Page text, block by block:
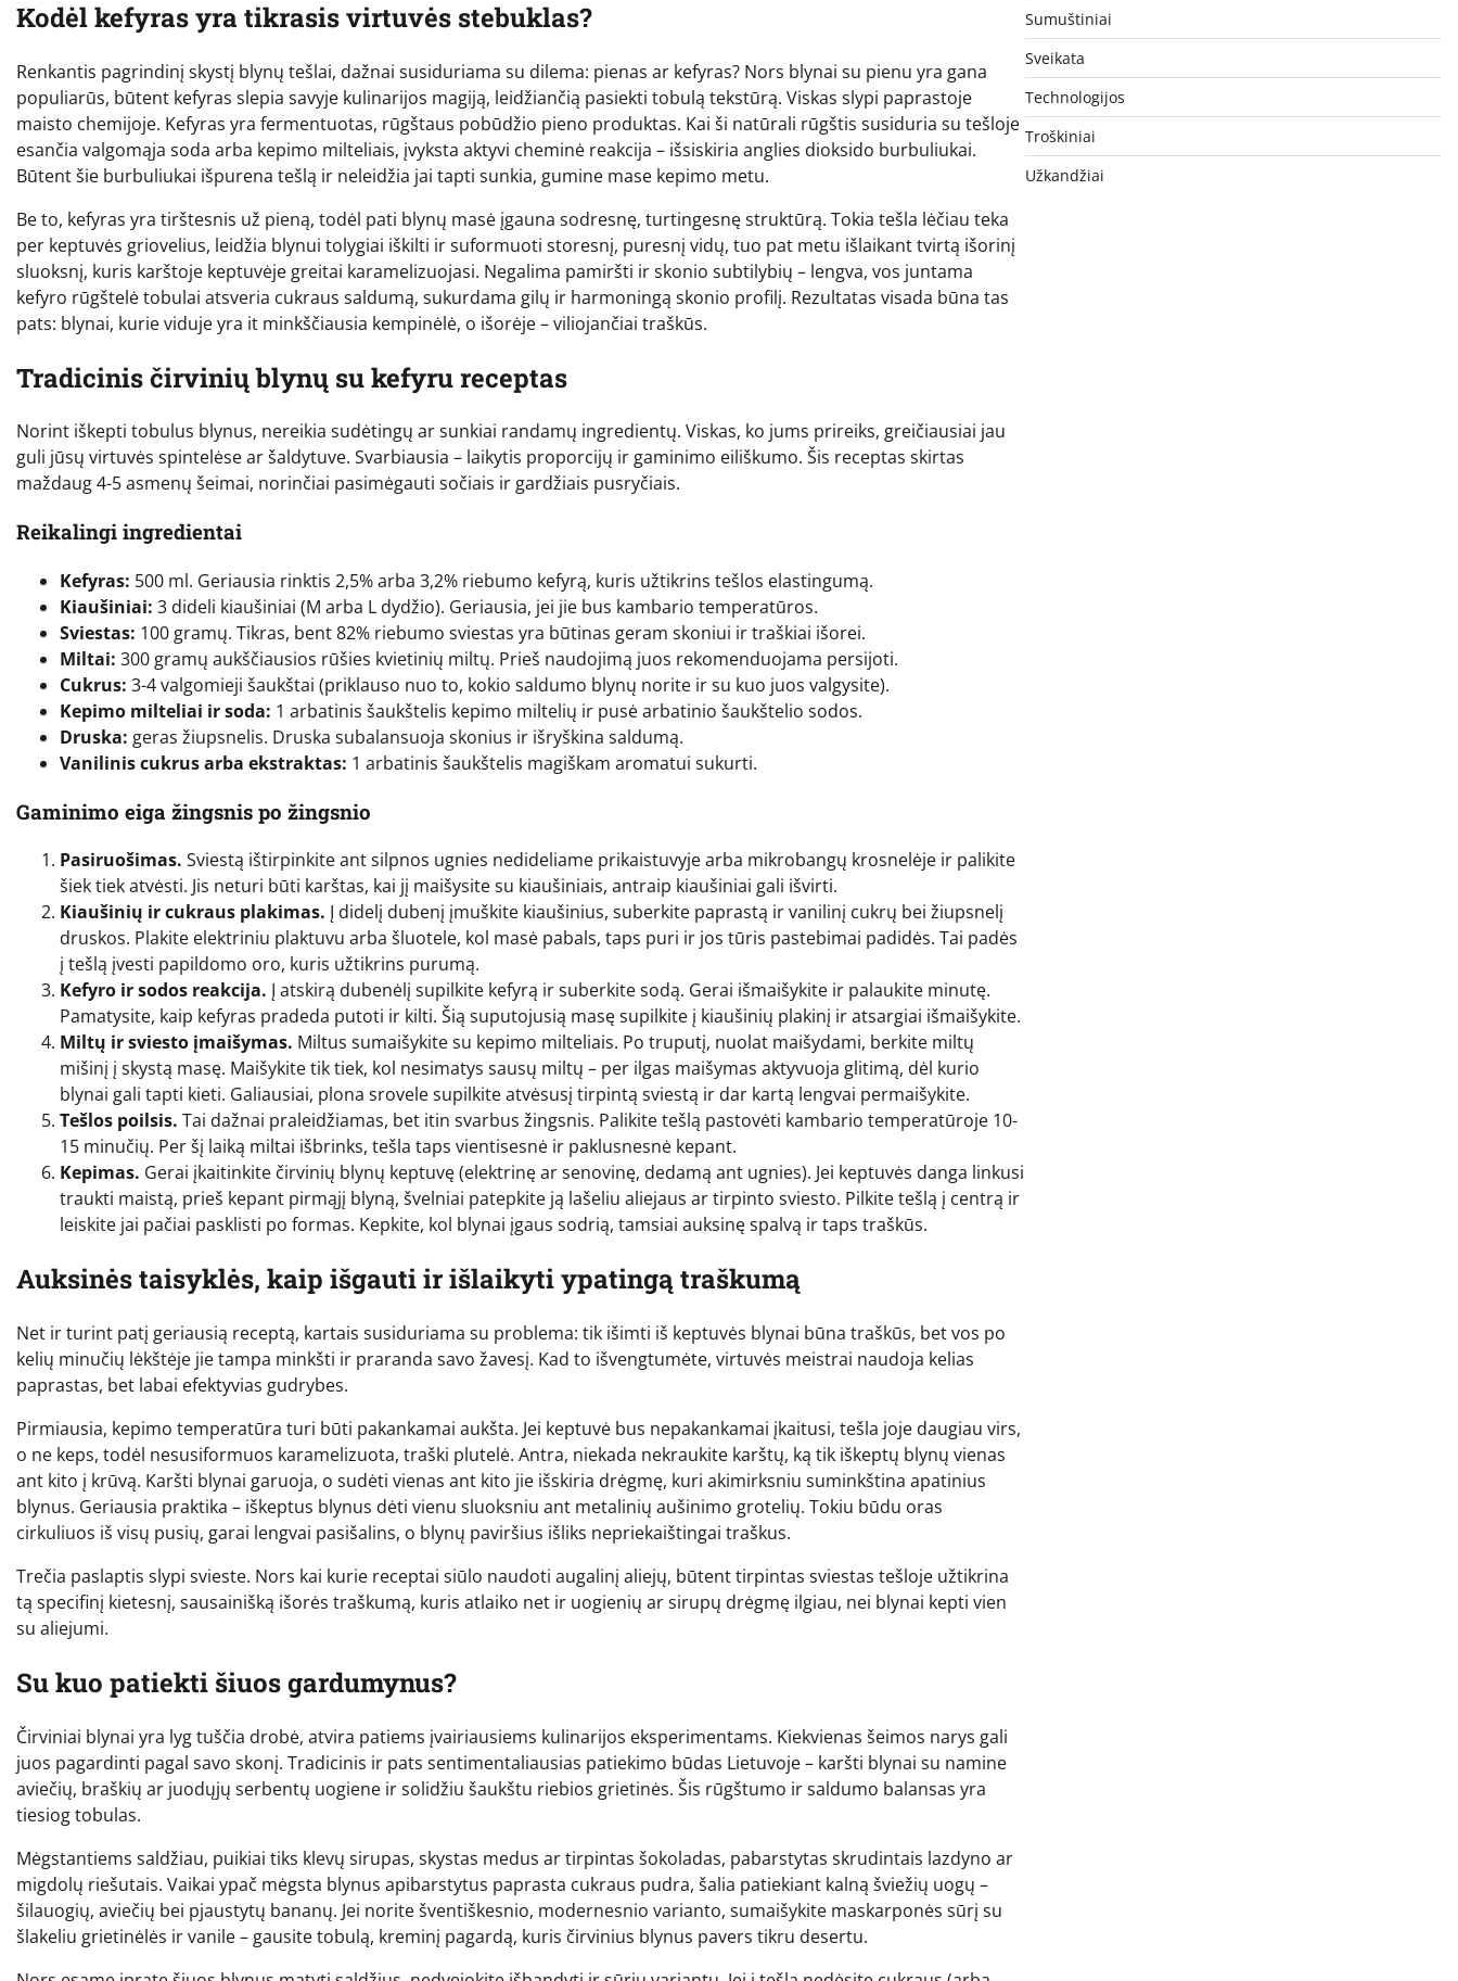
Kodėl kefyras yra tikrasis virtuvės stebuklas?
Renkantis pagrindinį skystį blynų tešlai, dažnai susiduriama su dilema: pienas ar kefyras? Nors blynai su pienu yra gana
populiarūs, būtent kefyras slepia savyje kulinarijos magiją, leidžiančią pasiekti tobulą tekstūrą. Viskas slypi paprastoje
maisto chemijoje. Kefyras yra fermentuotas, rūgštaus pobūdžio pieno produktas. Kai ši natūrali rūgštis susiduria su tešloje
esančia valgomąja soda arba kepimo milteliais, įvyksta aktyvi cheminė reakcija – išsiskiria anglies dioksido burbuliukai.
Būtent šie burbuliukai išpurena tešlą ir neleidžia jai tapti sunkia, gumine mase kepimo metu.
Be to, kefyras yra tirštesnis už pieną, todėl pati blynų masė įgauna sodresnę, turtingesnę struktūrą. Tokia tešla lėčiau teka
per keptuvės griovelius, leidžia blynui tolygiai iškilti ir suformuoti storesnį, puresnį vidų, tuo pat metu išlaikant tvirtą išorinį
sluoksnį, kuris karštoje keptuvėje greitai karamelizuojasi. Negalima pamiršti ir skonio subtilybių – lengva, vos juntama
kefyro rūgštelė tobulai atsveria cukraus saldumą, sukurdama gilų ir harmoningą skonio profilį. Rezultatas visada būna tas
pats: blynai, kurie viduje yra it minkščiausia kempinėlė, o išorėje – viliojančiai traškūs.
Tradicinis čirvinių blynų su kefyru receptas
Norint iškepti tobulus blynus, nereikia sudėtingų ar sunkiai randamų ingredientų. Viskas, ko jums prireiks, greičiausiai jau
guli jūsų virtuvės spintelėse ar šaldytuve. Svarbiausia – laikytis proporcijų ir gaminimo eiliškumo. Šis receptas skirtas
maždaug 4-5 asmenų šeimai, norinčiai pasimėgauti sočiais ir gardžiais pusryčiais.
Reikalingi ingredientai
Kefyras: 500 ml. Geriausia rinktis 2,5% arba 3,2% riebumo kefyrą, kuris užtikrins tešlos elastingumą.
Kiaušiniai: 3 dideli kiaušiniai (M arba L dydžio). Geriausia, jei jie bus kambario temperatūros.
Sviestas: 100 gramų. Tikras, bent 82% riebumo sviestas yra būtinas geram skoniui ir traškiai išorei.
Miltai: 300 gramų aukščiausios rūšies kvietinių miltų. Prieš naudojimą juos rekomenduojama persijoti.
Cukrus: 3-4 valgomieji šaukštai (priklauso nuo to, kokio saldumo blynų norite ir su kuo juos valgysite).
Kepimo milteliai ir soda: 1 arbatinis šaukštelis kepimo miltelių ir pusė arbatinio šaukštelio sodos.
Druska: geras žiupsnelis. Druska subalansuoja skonius ir išryškina saldumą.
Vanilinis cukrus arba ekstraktas: 1 arbatinis šaukštelis magiškam aromatui sukurti.
Gaminimo eiga žingsnis po žingsnio
Pasiruošimas. Sviestą ištirpinkite ant silpnos ugnies nedideliame prikaistuvyje arba mikrobangų krosnelėje ir palikite
šiek tiek atvėsti. Jis neturi būti karštas, kai jį maišysite su kiaušiniais, antraip kiaušiniai gali išvirti.
Kiaušinių ir cukraus plakimas. Į didelį dubenį įmuškite kiaušinius, suberkite paprastą ir vanilinį cukrų bei žiupsnelį
druskos. Plakite elektriniu plaktuvu arba šluotele, kol masė pabals, taps puri ir jos tūris pastebimai padidės. Tai padės
į tešlą įvesti papildomo oro, kuris užtikrins purumą.
Kefyro ir sodos reakcija. Į atskirą dubenėlį supilkite kefyrą ir suberkite sodą. Gerai išmaišykite ir palaukite minutę.
Pamatysite, kaip kefyras pradeda putoti ir kilti. Šią suputojusią masę supilkite į kiaušinių plakinį ir atsargiai išmaišykite.
Miltų ir sviesto įmaišymas. Miltus sumaišykite su kepimo milteliais. Po truputį, nuolat maišydami, berkite miltų
mišinį į skystą masę. Maišykite tik tiek, kol nesimatys sausų miltų – per ilgas maišymas aktyvuoja glitimą, dėl kurio
blynai gali tapti kieti. Galiausiai, plona srovele supilkite atvėsusį tirpintą sviestą ir dar kartą lengvai permaišykite.
Tešlos poilsis. Tai dažnai praleidžiamas, bet itin svarbus žingsnis. Palikite tešlą pastovėti kambario temperatūroje 10-
15 minučių. Per šį laiką miltai išbrinks, tešla taps vientisesnė ir paklusnesnė kepant.
Kepimas. Gerai įkaitinkite čirvinių blynų keptuvę (elektrinę ar senovinę, dedamą ant ugnies). Jei keptuvės danga linkusi
traukti maistą, prieš kepant pirmąjį blyną, švelniai patepkite ją lašeliu aliejaus ar tirpinto sviesto. Pilkite tešlą į centrą ir
leiskite jai pačiai pasklisti po formas. Kepkite, kol blynai įgaus sodrią, tamsiai auksinę spalvą ir taps traškūs.
Auksinės taisyklės, kaip išgauti ir išlaikyti ypatingą traškumą
Net ir turint patį geriausią receptą, kartais susiduriama su problema: tik išimti iš keptuvės blynai būna traškūs, bet vos po
kelių minučių lėkštėje jie tampa minkšti ir praranda savo žavesį. Kad to išvengtumėte, virtuvės meistrai naudoja kelias
paprastas, bet labai efektyvias gudrybes.
Pirmiausia, kepimo temperatūra turi būti pakankamai aukšta. Jei keptuvė bus nepakankamai įkaitusi, tešla joje daugiau virs,
o ne keps, todėl nesusiformuos karamelizuota, traški plutelė. Antra, niekada nekraukite karštų, ką tik iškeptų blynų vienas
ant kito į krūvą. Karšti blynai garuoja, o sudėti vienas ant kito jie išskiria drėgmę, kuri akimirksniu suminkština apatinius
blynus. Geriausia praktika – iškeptus blynus dėti vienu sluoksniu ant metalinių aušinimo grotelių. Tokiu būdu oras
cirkuliuos iš visų pusių, garai lengvai pasišalins, o blynų paviršius išliks nepriekaištingai traškus.
Trečia paslaptis slypi svieste. Nors kai kurie receptai siūlo naudoti augalinį aliejų, būtent tirpintas sviestas tešloje užtikrina
tą specifinį kietesnį, sausainišką išorės traškumą, kuris atlaiko net ir uogienių ar sirupų drėgmę ilgiau, nei blynai kepti vien
su aliejumi.
Su kuo patiekti šiuos gardumynus?
Čirviniai blynai yra lyg tuščia drobė, atvira patiems įvairiausiems kulinarijos eksperimentams. Kiekvienas šeimos narys gali
juos pagardinti pagal savo skonį. Tradicinis ir pats sentimentaliausias patiekimo būdas Lietuvoje – karšti blynai su namine
aviečių, braškių ar juodųjų serbentų uogiene ir solidžiu šaukštu riebios grietinės. Šis rūgštumo ir saldumo balansas yra
tiesiog tobulas.
Mėgstantiems saldžiau, puikiai tiks klevų sirupas, skystas medus ar tirpintas šokoladas, pabarstytas skrudintais lazdyno ar
migdolų riešutais. Vaikai ypač mėgsta blynus apibarstytus paprasta cukraus pudra, šalia patiekiant kalną šviežių uogų –
šilauogių, aviečių bei pjaustytų bananų. Jei norite šventiškesnio, modernesnio varianto, sumaišykite maskarponės sūrį su
šlakeliu grietinėlės ir vanile – gausite tobulą, kreminį pagardą, kuris čirvinius blynus pavers tikru desertu.
Sumuštiniai
Sveikata
Technologijos
Troškiniai
Užkandžiai